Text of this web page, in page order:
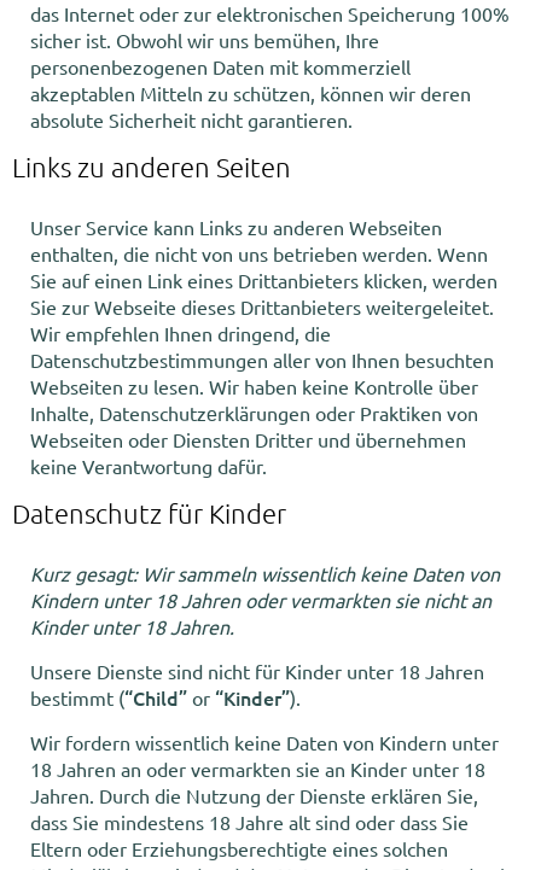
das Internet oder zur elektronischen Speicherung 100%
sicher ist. Obwohl wir uns bemühen, Ihre
personenbezogenen Daten mit kommerziell
akzeptablen Mitteln zu schützen, können wir deren
absolute Sicherheit nicht garantieren.
Links zu anderen Seiten
Unser Service kann Links zu anderen Websеiten
enthalten, die nicht von uns betrieben werden. Wenn
Sie auf einen Link eines Drittanbieters klicken, werden
Sie zur Webseite dieses Drittanbieters weitergeleitet.
Wir empfehlen Ihnen dringend, die
Datenschutzbestimmungen aller von Ihnen besuchten
Websеiten zu lesen. Wir haben keine Kontrolle über
Inhalte, Datenschutzеrklärungen oder Praktiken von
Webseiten oder Diensten Dritter und übernehmen
keine Verantwortung dafür.
Datenschutz für Kinder
Kurz gesagt: Wir sammeln wissentlich keine Daten von
Kindern unter 18 Jahren oder vermarkten sie nicht an
Kinder unter 18 Jahren.
Unsere Dienste sind nicht für Kinder unter 18 Jahren
bestimmt (“Child” or “Kinder”).
Wir fordern wissentlich keine Daten von Kindern unter
18 Jahren an oder vermarkten sie an Kinder unter 18
Jahren. Durch die Nutzung der Dienste erklären Sie,
dass Sie mindestens 18 Jahre alt sind oder dass Sie
Eltern oder Erziehungsberechtigte eines solchen